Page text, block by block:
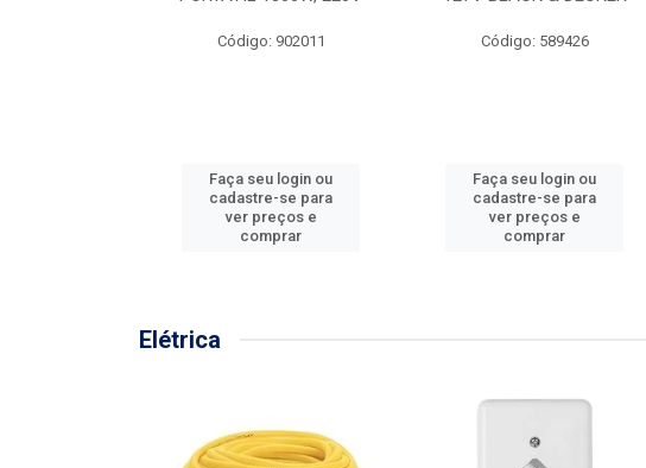
Código: 902011
Faça seu login ou
cadastre-se para
ver preços e
comprar
Código: 589426
Faça seu login ou
cadastre-se para
ver preços e
comprar
Elétrica